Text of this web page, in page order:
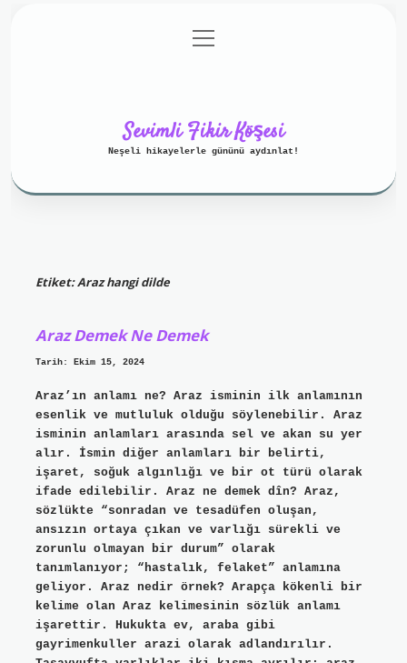
Gizlilik Politikası
menüyü
aç
Sevimli Fikir Köşesi
Neşeli hikayelerle gününü aydınlat!
Etiket:Araz hangi dilde
Araz Demek Ne Demek
Tarih: Ekim 15, 2024
Araz’ın anlamı ne? Araz isminin ilk anlamının
esenlik ve mutluluk olduğu söylenebilir. Araz
isminin anlamları arasında sel ve akan su yer
alır. İsmin diğer anlamları bir belirti,
işaret, soğuk algınlığı ve bir ot türü olarak
ifade edilebilir. Araz ne demek dîn? Araz,
sözlükte “sonradan ve tesadüfen oluşan,
ansızın ortaya çıkan ve varlığı sürekli ve
zorunlu olmayan bir durum” olarak
tanımlanıyor; “hastalık, felaket” anlamına
geliyor. Araz nedir örnek? Arapça kökenli bir
kelime olan Araz kelimesinin sözlük anlamı
işarettir. Hukukta ev, araba gibi
gayrimenkuller arazi olarak adlandırılır.